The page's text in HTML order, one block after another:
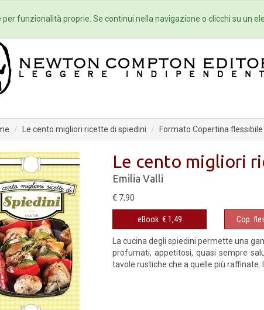
Home Autori Eventi Collane
Le cento migliori ricette di spiedini Formato Copertina flessibile
Le cento migliori
Emilia Valli
€ 7,90
eBook € 1,49 Cop.
La cucina degli spiedini permette una
profumati, appetitosi, quasi sempre
tavole rustiche che a quelle più
funzionalità proprie. Se continui nella navigazione o clicchi su un